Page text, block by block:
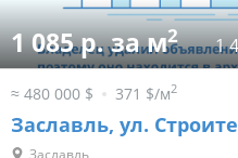
1 085 р. за м2 1
≈ 480 000 $ 371 $/м2
Заславль, ул.
Заславль